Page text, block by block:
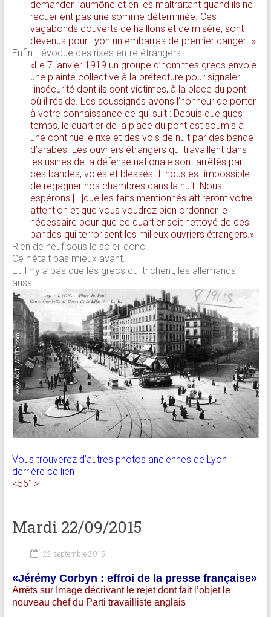
demander l’aumône et en les maltraitant quand ils ne
recueillent pas une somme déterminée. Ces
vagabonds couverts de haillons et de misère, sont
devenus pour Lyon un embarras de premier danger…»
Enfin il évoque des rixes entre étrangers :
«Le 7 janvier 1919 un groupe d’hommes grecs envoie
une plainte collective à la préfecture pour signaler
l’insécurité dont ils sont victimes, à la place du pont
où il réside. Les soussignés avons l’honneur de porter
à votre connaissance ce qui suit : Depuis quelques
temps, le quartier de la place du pont est soumis à
une continuelle rixe et des vols de nuit par des bande
d’arabes. Les ouvriers étrangers qui travaillent dans
les usines de la défense nationale sont arrêtés par
ces bandes, volés et blessés. Il nous est impossible
de regagner nos chambres dans la nuit. Nous
espérons […]que les faits mentionnés attireront votre
attention et que vous voudrez bien ordonner le
nécessaire pour que ce quartier soit nettoyé de ces
bandes qui terrorisent les milieux ouvriers étrangers.»
Rien de neuf sous le soleil donc.
Ce n’était pas mieux avant.
Et il n’y a pas que les grecs qui trichent, les allemands
aussi…
Vous trouverez d’autres photos anciennes de Lyon
derrière ce lien
<561>
Mardi 22/09/2015
22 septembre 2015
«Jérémy Corbyn : effroi de la presse française»
Arrêts sur Image décrivant le rejet dont fait l’objet le
nouveau chef du Parti travailliste anglais